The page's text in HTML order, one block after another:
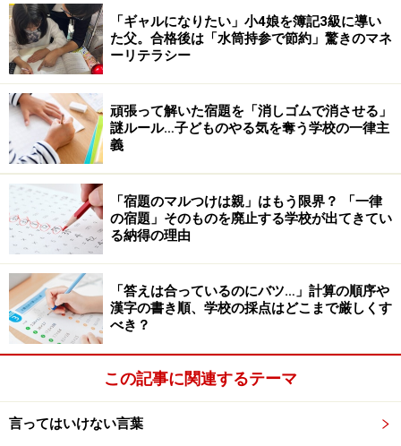
も当然許されるものではありません。
親が子どもを閉じ込めたりするのは、その場に向き合い
たくないという心理が働いています。対応しきれない現
状に一枚壁を作ることで、それを実現しようとしている
のです。でも、もしわが子が友だちを仲間外れにしてい
たら、親としてどう対応しますか。「仲間外れはしては
いけないことだよ」と教えるのではないでしょうか。
子どもを閉じ込めたり外に出すという行為は、「自分が
イヤなものは外に排除していい」ということをメッセー
ジとして教えてしまっているようなものです。今後、子
どもがそれをマネしないためにも、そこから脱却を図る
必要があります。
例えば、自分がキッチンに行く、洗面所に行くなどして
気持ちを落ち着ける方が、子どもを閉じ込める方法より
ずっと健全ではないでしょうか。
「ギャルになりたい」小4娘を簿記3級に導い
た父。合格後は「水筒持参で節約」驚きのマネ
ーリテラシー
頑張って解いた宿題を「消しゴムで消させる」
謎ルール…子どものやる気を奪う学校の一律主
義
「宿題のマルつけは親」はもう限界？ 「一律
の宿題」そのものを廃止する学校が出てきてい
る納得の理由
「答えは合っているのにバツ…」計算の順序や
漢字の書き順、学校の採点はどこまで厳しくす
べき？
この記事に関連するテーマ
言ってはいけない言葉